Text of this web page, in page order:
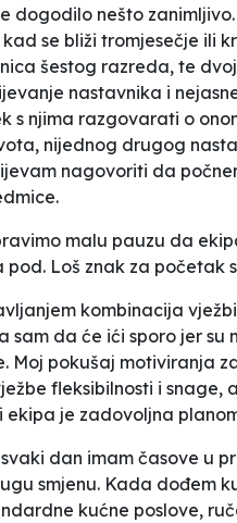
dogodilo nešto
se bliži tromjesečje ili
šestog razreda, te
nastavnika i
s njima razgovarati o
nijednog drugog
nagovoriti da
malu pauzu da
Loš znak za početak
kombinacija
sam da će ići sporo jer
Moj pokušaj motiviranja
fleksibilnosti i snage,
je zadovoljna
dan imam časove u
smjenu. Kada dođem
kućne poslove,